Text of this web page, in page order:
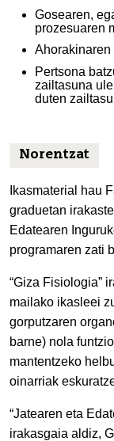
Gosearen,
prozesuaren
Ahorakinaren
Pertsona
zailtasuna
duten
Norentzat
Ikasmaterial hau
graduetan
Edatearen
programaren zati
“Giza Fisiologia”
mailako ikasleei
gorputzaren
barne) nola
mantentzeko
oinarriak
“Jatearen eta
irakasgaia aldiz,